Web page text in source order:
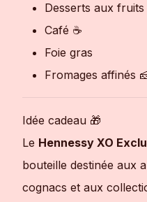
Desserts aux fruits
Café ☕
Foie gras
Fromages affinés
Idée cadeau 🎁
Le Hennessy XO
bouteille destinée aux
cognacs et aux